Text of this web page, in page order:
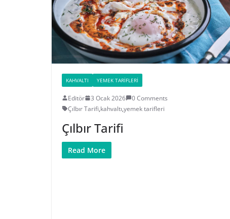
KAHVALTI YEMEK TARIFLERI
Editör 3 Ocak 2026
0 Comments
Çılbır Tarifi,kahvaltı,yemek tarifleri
Çılbır Tarifi
Read More